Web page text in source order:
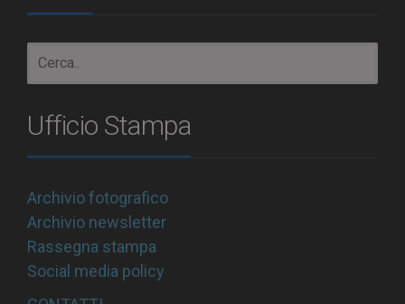
Ufficio Stampa
Archivio fotografico
Archivio newsletter
Rassegna stampa
Social media policy